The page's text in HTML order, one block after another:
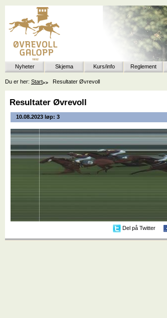
Nyheter Skjema Kurs/info Reglement
Du er her: Start Resultater Øvrevoll
Resultater Øvrevoll
10.08.2023 løp: 3
Del på Twitter